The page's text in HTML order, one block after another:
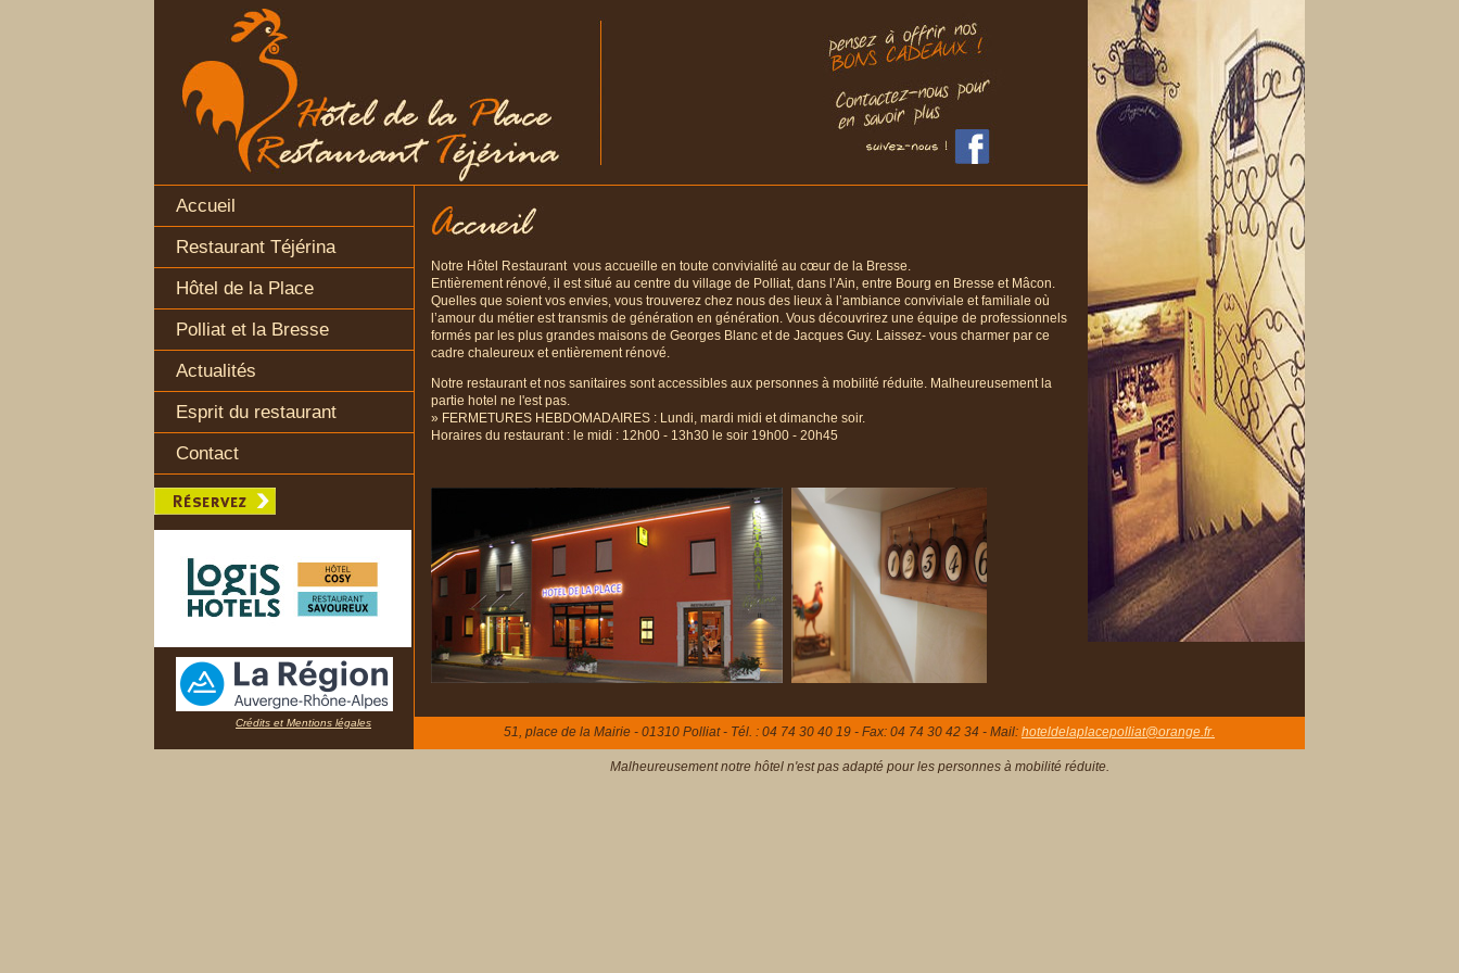
Accueil
Restaurant Téjérina
Hôtel de la Place
Polliat et la Bresse
Actualités
Esprit du restaurant
Contact
Crédits et Mentions légales
Notre Hôtel Restaurant vous accueille en toute convivialité au cœur de la Bresse.
Entièrement rénové, il est situé au centre du village de Polliat, dans l’Ain, entre Bourg en Bresse et Mâcon.
Quelles que soient vos envies, vous trouverez chez nous des lieux à l’ambiance conviviale et familiale où
l’amour du métier est transmis de génération en génération. Vous découvrirez une équipe de professionnels
formés par les plus grandes maisons de Georges Blanc et de Jacques Guy. Laissez- vous charmer par ce
cadre chaleureux et entièrement rénové.
Notre restaurant et nos sanitaires sont accessibles aux personnes à mobilité réduite. Malheureusement la
partie hotel ne l'est pas.
» FERMETURES HEBDOMADAIRES : Lundi, mardi midi et dimanche soir.
Horaires du restaurant : le midi : 12h00 - 13h30 le soir 19h00 - 20h45
51, place de la Mairie - 01310 Polliat - Tél. : 04 74 30 40 19 - Fax: 04 74 30 42 34 - Mail: hoteldelaplacepolliat@orange.fr.
Malheureusement notre hôtel n'est pas adapté pour les personnes à mobilité réduite.